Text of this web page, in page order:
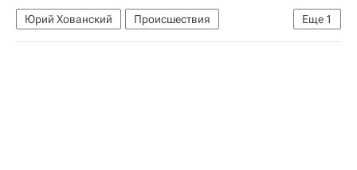
куда можно лететь
Отдых на море
Еще 1
Юрий Хованский
Происшествия
Санкт-Петербург